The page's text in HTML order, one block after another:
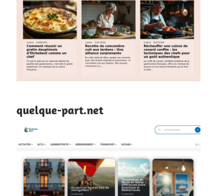
quelque-part.net